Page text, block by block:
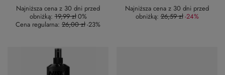
Najniższa cena z 30 dni przed
obniżką:19,99 zł0%
Cena regularna: 26,00 zł-23%
Najniższa cena z 30 dni przed
obniżką:26,59 zł-24%